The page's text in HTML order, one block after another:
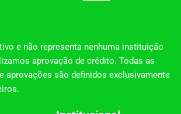
e não representa nenhuma instituição
aprovação de crédito. Todas as
aprovações são definidos exclusivamente